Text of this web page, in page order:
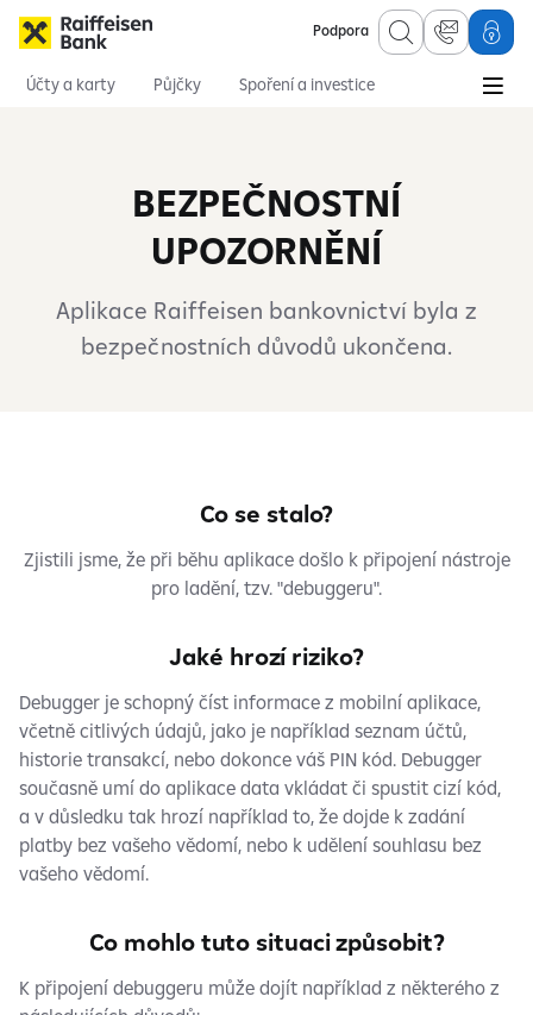
Podpora
Účty a karty Půjčky
Spoření a investice
BEZPEČNOSTNÍ
UPOZORNĚNÍ
Aplikace Raiffeisen bankovnictví byla z
bezpečnostních důvodů ukončena.
Co se stalo?
Zjistili jsme, že při běhu aplikace došlo k připojení nástroje
pro ladění, tzv. "debuggeru".
Jaké hrozí riziko?
Debugger je schopný číst informace z mobilní aplikace,
včetně citlivých údajů, jako je například seznam účtů,
historie transakcí, nebo dokonce váš PIN kód. Debugger
současně umí do aplikace data vkládat či spustit cizí kód,
a v důsledku tak hrozí například to, že dojde k zadání
platby bez vašeho vědomí, nebo k udělení souhlasu bez
vašeho vědomí.
Co mohlo tuto situaci způsobit?
K připojení debuggeru může dojít například z některého z